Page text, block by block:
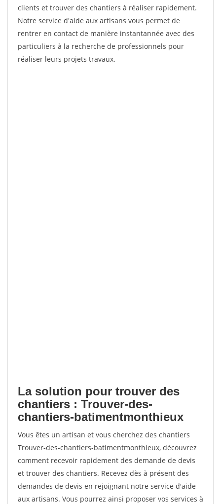
clients et trouver des chantiers à réaliser rapidement.
Notre service d'aide aux artisans vous permet de
rentrer en contact de manière instantannée avec des
particuliers à la recherche de professionnels pour
réaliser leurs projets travaux.
La solution pour trouver des
chantiers : Trouver-des-
chantiers-batimentmonthieux
Vous êtes un artisan et vous cherchez des chantiers
Trouver-des-chantiers-batimentmonthieux, découvrez
comment recevoir rapidement des demande de devis
et trouver des chantiers. Recevez dès à présent des
demandes de devis en rejoignant notre service d'aide
aux artisans. Vous pourrez ainsi proposer vos services à